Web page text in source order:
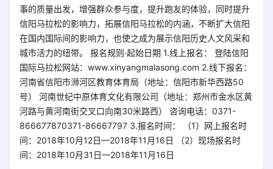
事的质量出发，增强群众参与度，提升跑友的体验，同时提升
信阳马拉松的影响力，拓展信阳马拉松的内涵，不断扩大信阳
在国内国际间的影响力，也使之成为展示信阳历史人文风采和
城市活力的纽带。 报名规则·起始日期 1.线上报名： 登陆信阳
国际马拉松网站：www.xinyangmalasong.com 2.线下报名：
河南省信阳市浉河区教育体育局（地址：信阳市新华西路50
号） 河南世纪中原体育文化有限公司（地址：郑州市金水区黄
河路与黄河南街交叉口向南30米路西） 咨询电话：0371-
866677870371-86667797 3.报名时间： （1）网上报名时
间：2018年10月12日—2018年11月16日 （2）现场报名时
间：2018年10月31日—2018年11月16日